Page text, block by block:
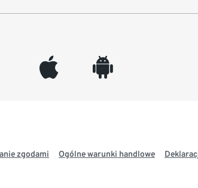
appleinc android
zgodami Ogólne warunki handlowe